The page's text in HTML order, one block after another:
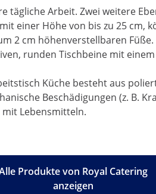
Arbeit. Zwei weitere
einer Höhe von bis zu 25 cm,
2 cm höhenverstellbaren
runden Tischbeine mit
Küche besteht aus
Beschädigungen (z. B.
Lebensmitteln.
Produkte von Royal Catering
anzeigen